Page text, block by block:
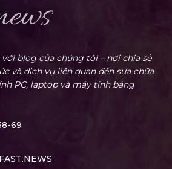
blog của chúng tôi – nơi chia sẻ
và dịch vụ liên quan đến sửa chữa
PC, laptop và máy tính bảng
69